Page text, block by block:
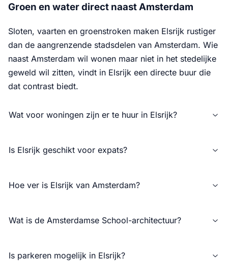
Groen en water direct naast Amsterdam
Sloten, vaarten en groenstroken maken Elsrijk rustiger
dan de aangrenzende stadsdelen van Amsterdam. Wie
naast Amsterdam wil wonen maar niet in het stedelijke
geweld wil zitten, vindt in Elsrijk een directe buur die
dat contrast biedt.
Wat voor woningen zijn er te huur in Elsrijk?
Is Elsrijk geschikt voor expats?
Hoe ver is Elsrijk van Amsterdam?
Wat is de Amsterdamse School-architectuur?
Is parkeren mogelijk in Elsrijk?